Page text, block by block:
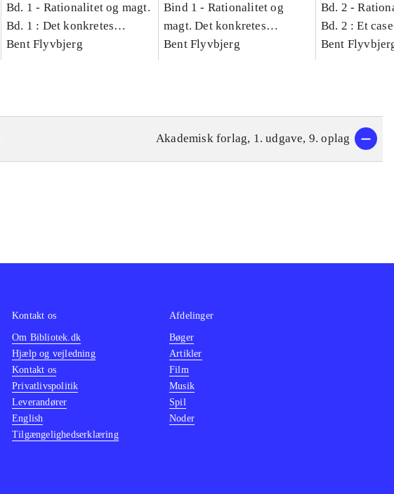
Bd. 1 - Rationalitet og magt.
Bd. 1 : Det konkretes
videnskab
Bent Flyvbjerg
Bind 1 - Rationalitet og
magt. Det konkretes
videnskab. Bind 1
Bent Flyvbjerg
Bd. 2 -
Bd. 2 : Et
studie af
Bent
Akademisk forlag, 1. udgave, 9. oplag
Kontakt os
Om Bibliotek.dk
Hjælp og vejledning
Kontakt os
Privatlivspolitik
Leverandører
English
Tilgængelighedserklæring
Afdelinger
Bøger
Artikler
Film
Musik
Spil
Noder